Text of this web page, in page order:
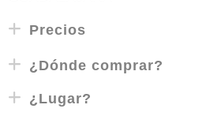
Precios
¿Dónde comprar?
¿Lugar?